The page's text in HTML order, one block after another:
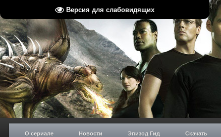
Версия для слабовидящих
О сериале Новости Эпизод Гид Скачать